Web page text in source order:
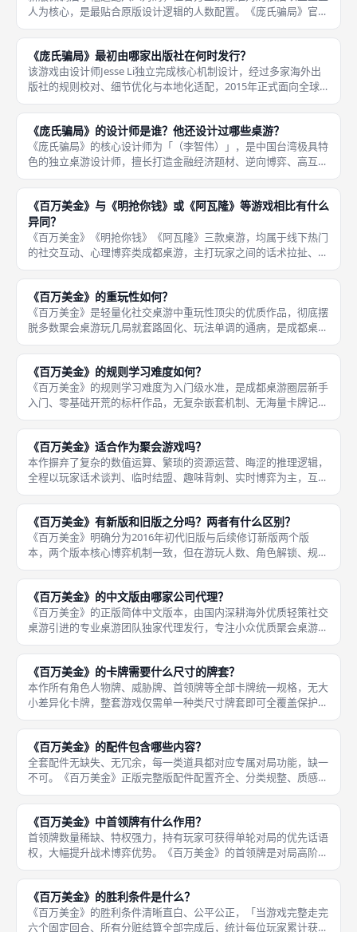
人为核心，是最贴合原版设计逻辑的人数配置。《庞氏骗局》官方
标准游玩人数为「三至五名玩家」，适配小规模硬核策略对局场
景，区别于大众多人聚会桌游，主打少人数深度博弈、精细运营、
风险拉扯，
《庞氏骗局》最初由哪家出版社在何时发行？
该游戏由设计师Jesse Li独立完成核心机制设计，经过多家海外出
版社的规则校对、细节优化与本地化适配，2015年正式面向全球
发售，主打真实金融骗局的模拟博弈玩法，填补了硬核经济题材桌
游的市场空白。《庞氏骗局》原版首次正式发行时间为「201
《庞氏骗局》的设计师是谁？他还设计过哪些桌游？
《庞氏骗局》的核心设计师为「（李智伟）」，是中国台湾极具特
色的独立桌游设计师，擅长打造金融经济题材、逆向博弈、高互动
交易类桌游，作品风格硬核写实、机制创新、贴近真实商业逻辑，
摒弃大众化休闲玩法，主打心理博弈与资源运营的深度体验，在国
内硬核桌
《百万美金》与《明抢你钱》或《阿瓦隆》等游戏相比有什么
异同？
《百万美金》《明抢你钱》《阿瓦隆》三款桌游，均属于线下热门
的社交互动、心理博弈类成都桌游，主打玩家之间的话术拉扯、局
势判断与策略博弈，弱化纯运气玩法，注重玩家主观操作，适配聚
会破冰、好友切磋的游玩场景，这是三款作品最核心的共同点，也
是三者广
《百万美金》的重玩性如何？
《百万美金》是轻量化社交桌游中重玩性顶尖的优质作品，彻底摆
脱多数聚会桌游玩几局就套路固化、玩法单调的通病，是成都桌游
线下长期连刷、反复游玩的常驻佳作。本作没有固定的必胜套路、
没有一成不变的对局公式，每一局的玩家阵容、谈判风格、选角思
路、局势
《百万美金》的规则学习难度如何？
《百万美金》的规则学习难度为入门级水准，是成都桌游圈层新手
入门、零基础开荒的标杆作品，无复杂嵌套机制、无海量卡牌记
忆、无繁琐结算流程，整体规则逻辑清晰、闭环完整、通俗易懂。
零基础桌游新手仅需三至五分钟即可掌握基础游玩逻辑，熟练一轮
完整对局后
《百万美金》适合作为聚会游戏吗？
本作摒弃了复杂的数值运算、繁琐的资源运营、晦涩的推理逻辑，
全程以玩家话术谈判、临时结盟、趣味背刺、实时博弈为主，互动
性拉满，无玩家挂机、无枯燥空窗期，全员全程参与对局。作为聚
会游戏，本作优势十分突出，上手门槛极低，新手五分钟听懂规
则，十分钟
《百万美金》有新版和旧版之分吗？两者有什么区别？
《百万美金》明确分为2016年初代旧版与后续修订新版两个版
本，两个版本核心博弈机制一致，但在游玩人数、角色解锁、规则
细节、对局平衡、配件质感五大维度存在明显差异，新版针对旧版
的诸多短板进行全方位优化，也是目前成都桌游线下聚会的主流游
玩版本，
《百万美金》的中文版由哪家公司代理？
《百万美金》的正版简体中文版本，由国内深耕海外优质轻策社交
桌游引进的专业桌游团队独家代理发行，专注小众优质聚会桌游的
本土化打磨，是国内社交谈判类桌游引进的优质厂商。本次引进的
《百万美金》中文版完整复刻海外新版全部内容，无内容删减、无
机制魔改
《百万美金》的卡牌需要什么尺寸的牌套？
本作所有角色人物牌、威胁牌、首领牌等全部卡牌统一规格，无大
小差异化卡牌，整套游戏仅需单一种类尺寸牌套即可全覆盖保护，
收纳保养相当便捷。《百万美金》全套游玩卡牌尺寸统一规整，适
配「市面主流标准常规桌游牌套尺寸」，通用性极强，无需定制特
殊尺寸，
《百万美金》的配件包含哪些内容？
全套配件无缺失、无冗余，每一类道具都对应专属对局功能，缺一
不可。《百万美金》正版完整版配件配置齐全、分类规整、质感精
良，完全适配三至九人全人数对局需求，配件耐用性强、辨识度
高，非常适配成都桌游线下高频聚会、多局连刷、新手教学的游玩
场景，开局
《百万美金》中首领牌有什么作用？
首领牌数量稀缺、特权强力，持有玩家可获得单轮对局的优先话语
权，大幅提升战术博弈优势。《百万美金》的首领牌是对局高阶特
权道具，专属多人高阶对局启用，核心作用为「掌控对局主导权、
微调规则细节、制衡对手战术、优化自身收益」，是资深玩家高阶
博弈的核
《百万美金》的胜利条件是什么？
《百万美金》的胜利条件清晰直白、公平公正，「当游戏完整走完
六个固定回合、所有分赃结算全部完成后，统计每位玩家累计获得